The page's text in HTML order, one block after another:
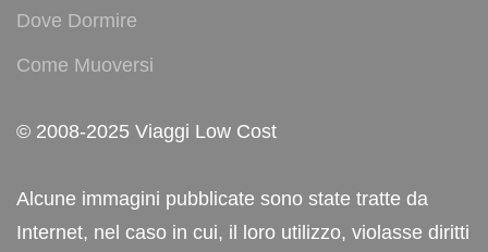
Dove Dormire
Come Muoversi
© 2008-2025 Viaggi Low Cost
Alcune immagini pubblicate sono state tratte da
Internet, nel caso in cui, il loro utilizzo, violasse diritti